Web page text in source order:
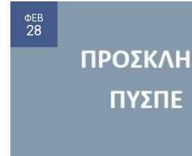
ΦΕΒ
28